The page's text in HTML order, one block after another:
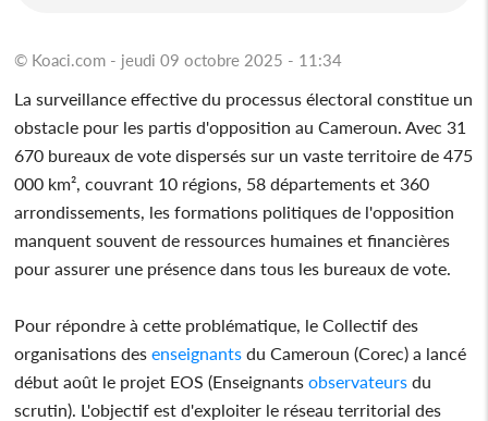
© Koaci.com - jeudi 09 octobre 2025 - 11:34
La surveillance effective du processus électoral constitue un
obstacle pour les partis d'opposition au Cameroun. Avec 31
670 bureaux de vote dispersés sur un vaste territoire de 475
000 km², couvrant 10 régions, 58 départements et 360
arrondissements, les formations politiques de l'opposition
manquent souvent de ressources humaines et financières
pour assurer une présence dans tous les bureaux de vote.
Pour répondre à cette problématique, le Collectif des
organisations des enseignants du Cameroun (Corec) a lancé
début août le projet EOS (Enseignants observateurs du
scrutin). L'objectif est d'exploiter le réseau territorial des